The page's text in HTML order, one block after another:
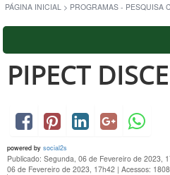
PÁGINA INICIAL > PROGRAMAS - PESQUISA
PIPECT
powered by social2s
Publicado: Segunda, 06 de Fevereiro de 2023,
06 de Fevereiro de 2023, 17h42 | Acessos: 1808